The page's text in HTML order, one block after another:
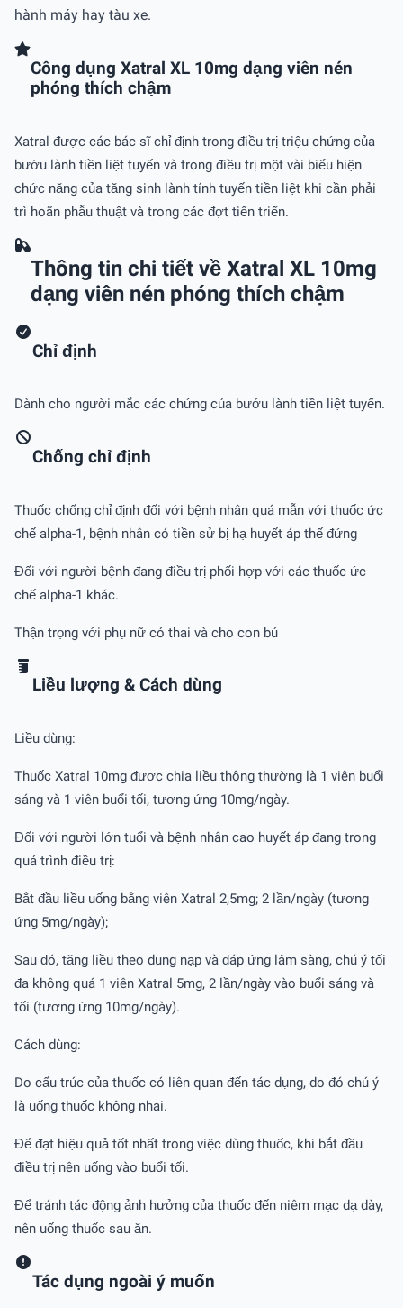
hành máy hay tàu xe.
Công dụng Xatral XL 10mg dạng viên nén
phóng thích chậm
Xatral được các bác sĩ chỉ định trong điều trị triệu chứng của
bướu lành tiền liệt tuyến và trong điều trị một vài biểu hiện
chức năng của tăng sinh lành tính tuyến tiền liệt khi cần phải
trì hoãn phẫu thuật và trong các đợt tiến triển.
Thông tin chi tiết về Xatral XL 10mg
dạng viên nén phóng thích chậm
Chỉ định
Dành cho người mắc các chứng của bướu lành tiền liệt tuyến.
Chống chỉ định
Thuốc chống chỉ định đối với bệnh nhân quá mẫn với thuốc ức
chế alpha-1, bệnh nhân có tiền sử bị hạ huyết áp thế đứng
Đối với người bệnh đang điều trị phối hợp với các thuốc ức
chế alpha-1 khác.
Thận trọng với phụ nữ có thai và cho con bú
Liều lượng & Cách dùng
Liều dùng:
Thuốc Xatral 10mg được chia liều thông thường là 1 viên buổi
sáng và 1 viên buổi tối, tương ứng 10mg/ngày.
Đối với người lớn tuổi và bệnh nhân cao huyết áp đang trong
quá trình điều trị:
Bắt đầu liều uống bằng viên Xatral 2,5mg; 2 lần/ngày (tương
ứng 5mg/ngày);
Sau đó, tăng liều theo dung nạp và đáp ứng lâm sàng, chú ý tối
đa không quá 1 viên Xatral 5mg, 2 lần/ngày vào buổi sáng và
tối (tương ứng 10mg/ngày).
Cách dùng:
Do cấu trúc của thuốc có liên quan đến tác dụng, do đó chú ý
là uống thuốc không nhai.
Để đạt hiệu quả tốt nhất trong việc dùng thuốc, khi bắt đầu
điều trị nên uống vào buổi tối.
Để tránh tác động ảnh hưởng của thuốc đến niêm mạc dạ dày,
nên uống thuốc sau ăn.
Tác dụng ngoài ý muốn